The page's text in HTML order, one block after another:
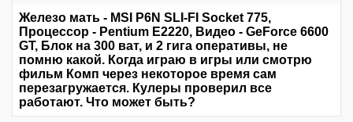
Железо мать - MSI P6N SLI-FI Socket 775,
Процессор - Pentium Е2220, Видео - GeForce 6600
GT, Блок на 300 ват, и 2 гига оперативы, не
помню какой. Когда играю в игры или смотрю
фильм Комп через некоторое время сам
перезагружается. Кулеры проверил все
работают. Что может быть?